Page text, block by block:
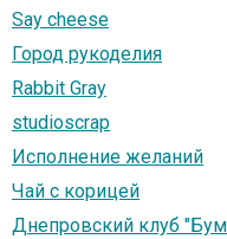
Say cheese
Город рукоделия
Rabbit Gray
studioscrap
Исполнение желаний
Чай с корицей
Днепровский клуб